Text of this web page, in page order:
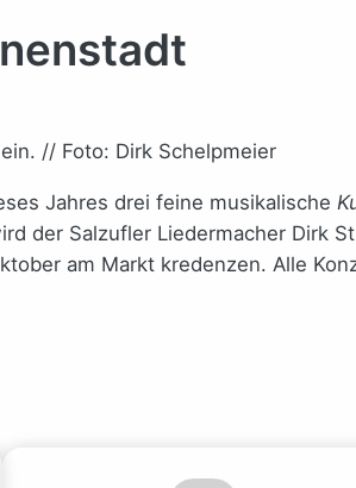
// Foto: Dirk Schelpmeier
Jahres drei feine musikalische
der Salzufler Liedermacher Dirk
am Markt kredenzen. Alle